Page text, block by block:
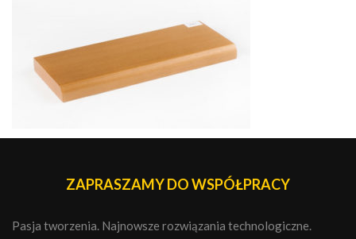
ZAPRASZAMY DO WSPÓŁPRACY
Pasja tworzenia. Najnowsze rozwiązania technologiczne.